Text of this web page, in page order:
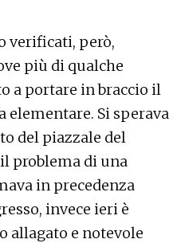
verificati, però,
più di qualche
a portare in braccio il
Si sperava
del piazzale del
problema di una
in precedenza
invece ieri è
allagato e notevole